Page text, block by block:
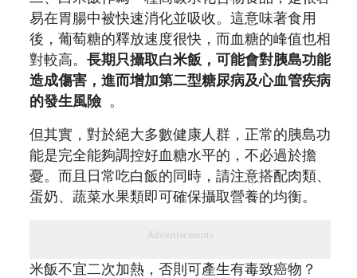
易在胃腸中被快速消化並吸收。這意味著食用
後，葡萄糖的釋放速度很快，而血糖的峰值也相
對較高。 長期只攝取白米飯，可能會對胰島功能
造成傷害，進而增加第二型糖尿病及心血管疾病
的發生風險。
但其實，對於絕大多數健康人群，正常的胰島功
能是完全能夠調控好血糖水平的，不必過於擔
憂。而且日常吃白飯的同時，請注意搭配肉類、
蛋奶、蔬菜水果類即可確保攝取營養的均衡。
Advertisements
米飯不宜二次加熱，否則可產生有毒致癌物？